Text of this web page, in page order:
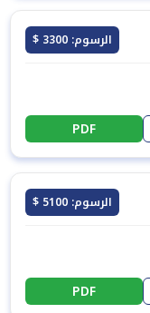
الرسوم: 3300 $
PDF
الرسوم: 5100 $
PDF